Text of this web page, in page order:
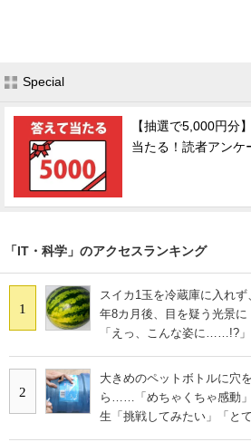
Special
【抽選で5,000円分
当たる！読者アンケ
「IT・科学」のアクセスランキング
1
スイカ1玉を冷蔵庫に入れ
年8カ月後、目を疑う光景に
「えっ、こんな姿に……!?」
2
大きめのペットボトルに穴
ら……「めちゃくちゃ感動
生「挑戦してみたい」「と